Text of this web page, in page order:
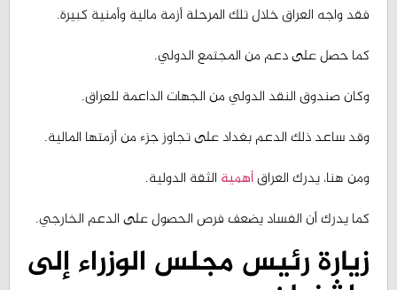
كما حصل على دعم من المجتمع الدولي.
وكان صندوق النقد الدولي من الجهات الداعمة للعراق.
وقد ساعد ذلك الدعم بغداد على تجاوز جزء من أزمتها المالية.
ومن هنا، يدرك العراقأهميةالثقة الدولية.
كما يدرك أن الفساد يضعف فرص الحصول على الدعم الخارجي.
زيارة رئيس مجلس الوزراء إلى
واشنطن